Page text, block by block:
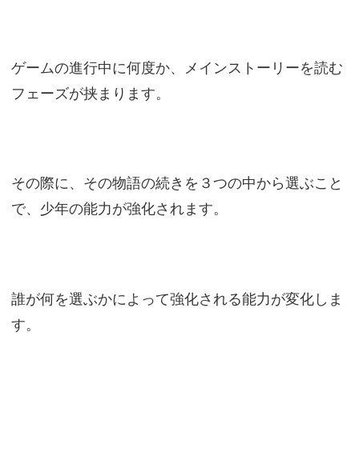
ゲームの進行中に何度か、メインストーリーを読む
フェーズが挟まります。
その際に、その物語の続きを３つの中から選ぶこと
で、少年の能力が強化されます。
誰が何を選ぶかによって強化される能力が変化しま
す。